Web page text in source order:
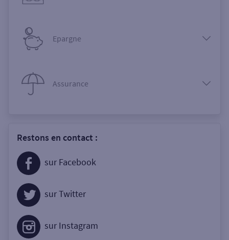
Epargne
Assurance
Restons en contact :
sur Facebook
sur Twitter
sur Instagram